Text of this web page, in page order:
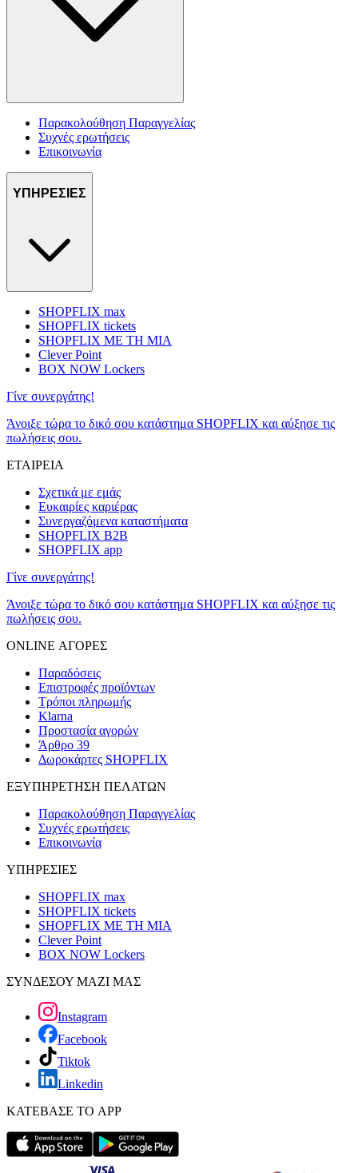
Παρακολούθηση Παραγγελίας
Συχνές ερωτήσεις
Επικοινωνία
ΥΠΗΡΕΣΙΕΣ
SHOPFLIX max
SHOPFLIX tickets
SHOPFLIX ΜΕ ΤΗ ΜΙΑ
Clever Point
BOX NOW Lockers
Γίνε συνεργάτης!
Άνοιξε τώρα το δικό σου κατάστημα SHOPFLIX και αύξησε τις
πωλήσεις σου.
ΕΤΑΙΡΕΙΑ
Σχετικά με εμάς
Ευκαιρίες καριέρας
Συνεργαζόμενα καταστήματα
SHOPFLIX B2B
SHOPFLIX app
Γίνε συνεργάτης!
Άνοιξε τώρα το δικό σου κατάστημα SHOPFLIX και αύξησε τις
πωλήσεις σου.
ONLINE ΑΓΟΡΕΣ
Παραδόσεις
Επιστροφές προϊόντων
Τρόποι πληρωμής
Klarna
Προστασία αγορών
Άρθρο 39
Δωροκάρτες SHOPFLIX
ΕΞΥΠΗΡΕΤΗΣΗ ΠΕΛΑΤΩΝ
Παρακολούθηση Παραγγελίας
Συχνές ερωτήσεις
Επικοινωνία
ΥΠΗΡΕΣΙΕΣ
SHOPFLIX max
SHOPFLIX tickets
SHOPFLIX ΜΕ ΤΗ ΜΙΑ
Clever Point
BOX NOW Lockers
ΣΥΝΔΕΣΟΥ ΜΑΖΙ ΜΑΣ
Instagram
Facebook
Tiktok
Linkedin
ΚΑΤΕΒΑΣΕ ΤΟ APP